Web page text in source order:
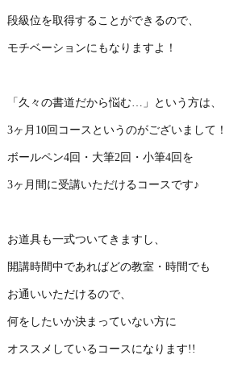
段級位を取得することができるので、
モチベーションにもなりますよ！
「久々の書道だから悩む…」という方は、
3ヶ月10回コースというのがございまして！
ボールペン4回・大筆2回・小筆4回を
3ヶ月間に受講いただけるコースです♪
お道具も一式ついてきますし、
開講時間中であればどの教室・時間でも
お通いいただけるので、
何をしたいか決まっていない方に
オススメしているコースになります!!